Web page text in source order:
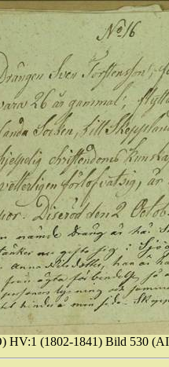
HV:1 (1802-1841) Bild 530